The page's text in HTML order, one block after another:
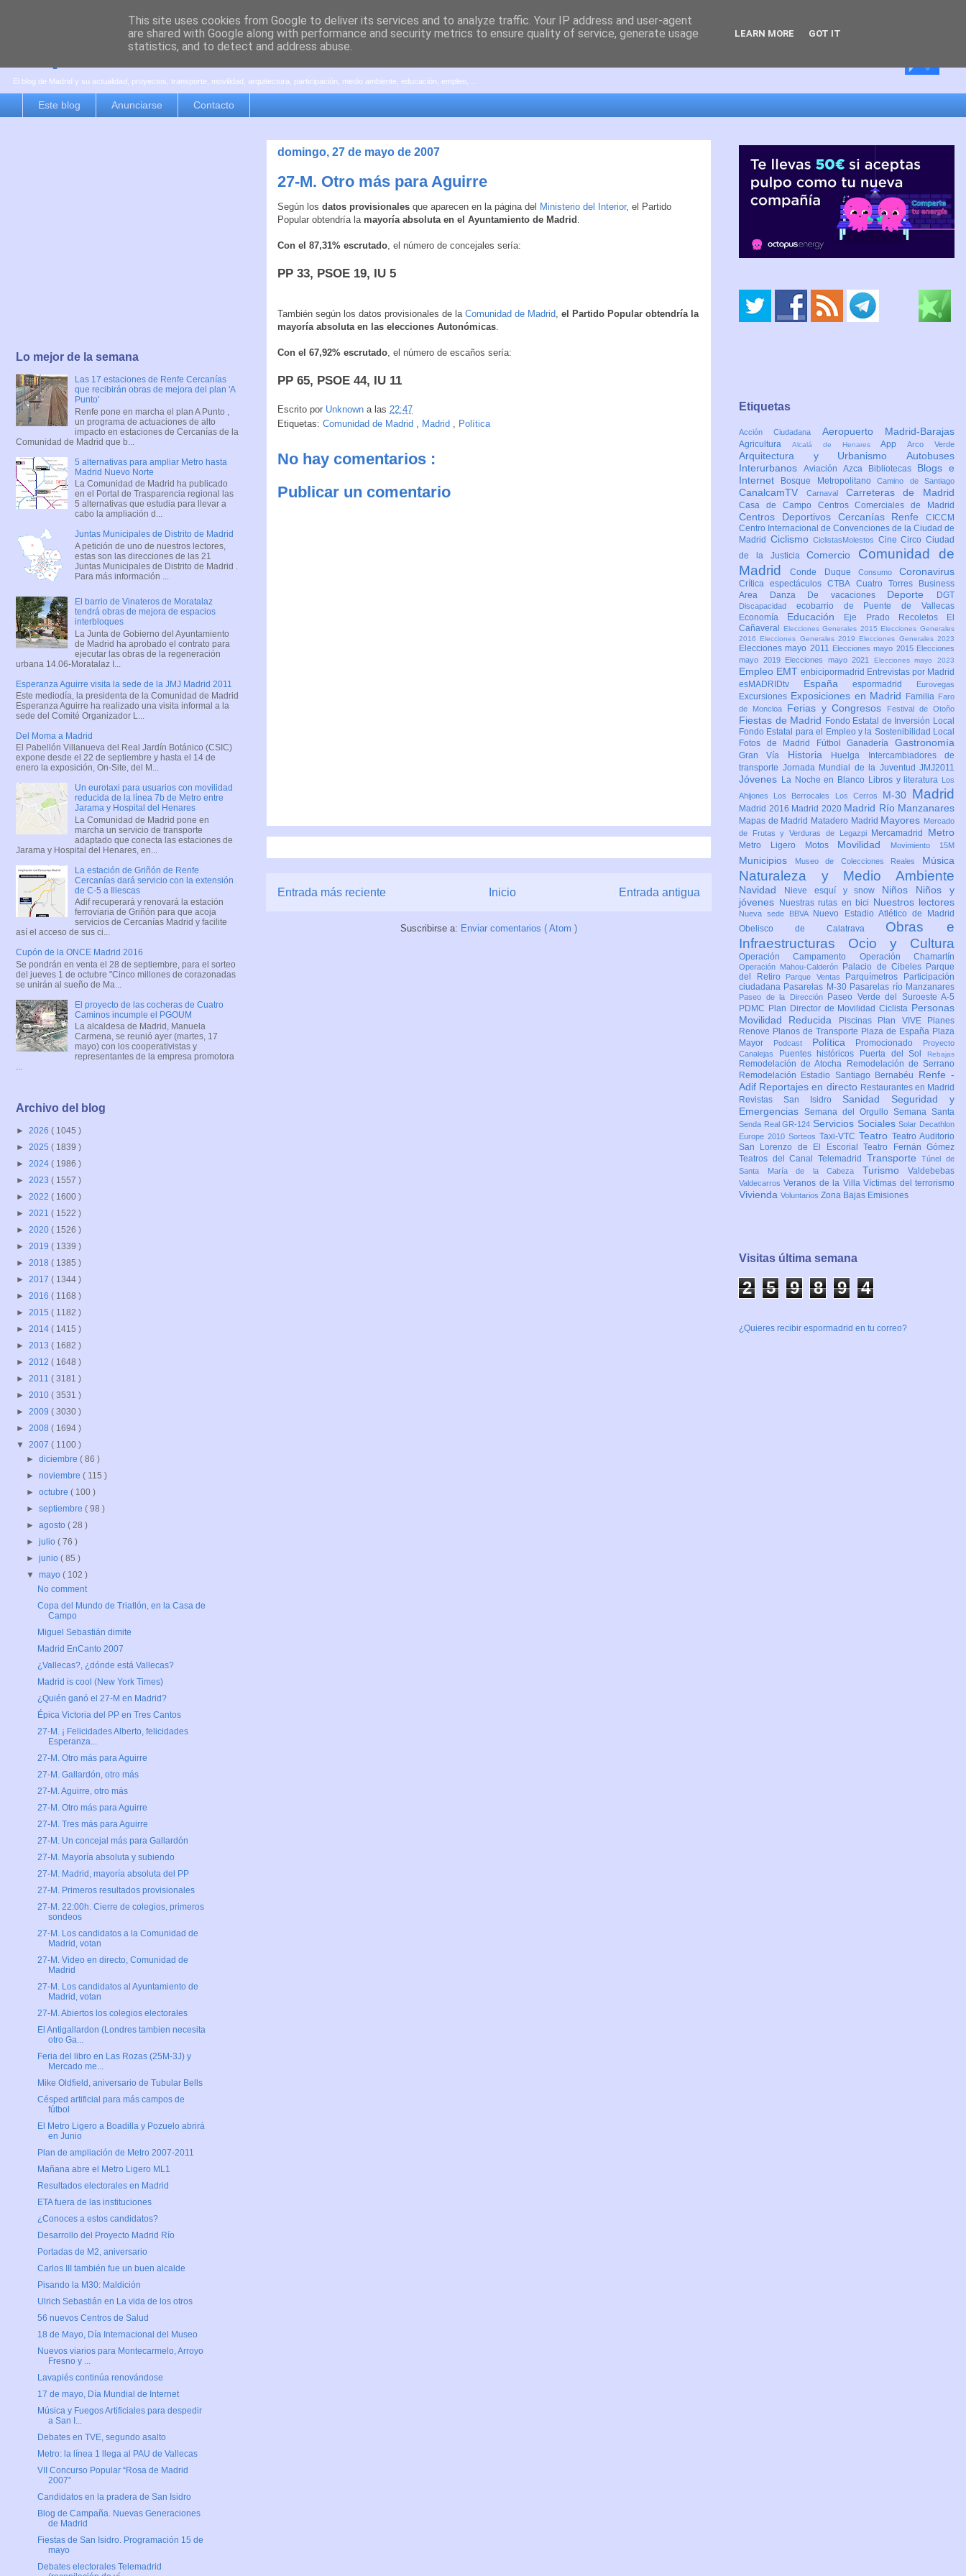
es por madrid
El blog de Madrid y su actualidad, proyectos, transporte, movilidad, arquitectura, participación, medio ambiente, educación, empleo, ...
Este blog Anunciarse Contacto
domingo, 27 de mayo de 2007
27-M. Otro más para Aguirre
Según los datos provisionales que aparecen en la página del Ministerio del Interior, el Partido
Popular obtendría la mayoría absoluta en el Ayuntamiento de Madrid
Con el 87,31% escrutado , el número de concejales sería:
PP 33, PSOE 19, IU 5
También según los datos provisionales de la Comunidad de Madrid el Partido Popular obtendría la
mayoría absoluta en las elecciones Autonómicas
Con el 67,92% escrutado , el número de escaños sería:
PP 65, PSOE 44, IU 11
Escrito por Unknown a las 22:47
Etiquetas: Comunidad de Madrid , Madrid , Política
No hay comentarios :
Publicar un comentario
Entrada más reciente Entrada antigua
Inicio
Suscribirse a: Enviar comentarios ( Atom )
Lo mejor de la semana
Las 17 estaciones de Renfe Cercanías
que recibirán obras de mejora del plan 'A
Punto'
Renfe pone en marcha el plan A Punto ,
un programa de actuaciones de alto
impacto en estaciones de Cercanías de la
Comunidad de Madrid que b...
5 alternativas para ampliar Metro hasta
Madrid Nuevo Norte
La Comunidad de Madrid ha publicado
en el Portal de Trasparencia regional las
5 alternativas que estudia para llevar a
cabo la ampliación d...
Juntas Municipales de Distrito de Madrid
A petición de uno de nuestros lectores,
estas son las direcciones de las 21
Juntas Municipales de Distrito de Madrid .
Para más información ...
El barrio de Vinateros de Moratalaz
tendrá obras de mejora de espacios
interbloques
La Junta de Gobierno del Ayuntamiento
de Madrid ha aprobado el contrato para
ejecutar las obras de la regeneración
urbana 14.06-Moratalaz I...
Esperanza Aguirre visita la sede de la JMJ Madrid 2011
Este mediodía, la presidenta de la Comunidad de Madrid
Esperanza Aguirre ha realizado una visita informal a la
sede del Comité Organizador L...
Del Moma a Madrid
El Pabellón Villanueva del Real Jardín Botánico (CSIC)
expone desde el 22 de septiembre y hasta el 14 de
enero la exposición, On-Site, del M...
Un eurotaxi para usuarios con movilidad
reducida de la línea 7b de Metro entre
Jarama y Hospital del Henares
La Comunidad de Madrid pone en
marcha un servicio de transporte
adaptado que conecta las estaciones de
Jarama y Hospital del Henares, en...
La estación de Griñón de Renfe
Cercanías dará servicio con la extensión
de C-5 a Illescas
Adif recuperará y renovará la estación
ferroviaria de Griñón para que acoja
servicios de Cercanías Madrid y facilite
así el acceso de sus ci...
Cupón de la ONCE Madrid 2016
Se pondrán en venta el 28 de septiembre, para el sorteo
del jueves 1 de octubre "Cinco millones de corazonadas
se unirán al sueño de Ma...
El proyecto de las cocheras de Cuatro
Caminos incumple el PGOUM
La alcaldesa de Madrid, Manuela
Carmena, se reunió ayer (martes, 17
mayo) con los cooperativistas y
representantes de la empresa promotora
...
Archivo del blog
► 2026 ( 1045 )
► 2025 ( 1839 )
► 2024 ( 1986 )
► 2023 ( 1557 )
► 2022 ( 1600 )
► 2021 ( 1522 )
► 2020 ( 1526 )
► 2019 ( 1339 )
► 2018 ( 1385 )
► 2017 ( 1344 )
► 2016 ( 1168 )
► 2015 ( 1182 )
► 2014 ( 1415 )
► 2013 ( 1682 )
► 2012 ( 1648 )
► 2011 ( 3181 )
► 2010 ( 3531 )
► 2009 ( 3030 )
► 2008 ( 1694 )
▼ 2007 ( 1100 )
►diciembre( 86 )
►noviembre( 115 )
►octubre( 100 )
►septiembre( 98 )
►agosto( 28 )
►julio( 76 )
►junio( 85 )
▼mayo( 102 )
No comment
Copa del Mundo de Triatlón, en la Casa de
Campo
Miguel Sebastián dimite
Madrid EnCanto 2007
¿Vallecas?, ¿dónde está Vallecas?
Madrid is cool (New York Times)
¿Quién ganó el 27-M en Madrid?
Épica Victoria del PP en Tres Cantos
27-M. ¡ Felicidades Alberto, felicidades
Esperanza...
27-M. Otro más para Aguirre
27-M. Gallardón, otro más
27-M. Aguirre, otro más
27-M. Otro más para Aguirre
27-M. Tres más para Aguirre
27-M. Un concejal más para Gallardón
27-M. Mayoría absoluta y subiendo
27-M. Madrid, mayoría absoluta del PP
27-M. Primeros resultados provisionales
27-M. 22:00h. Cierre de colegios, primeros
sondeos
27-M. Los candidatos a la Comunidad de
Madrid, votan
27-M. Video en directo, Comunidad de
Madrid
27-M. Los candidatos al Ayuntamiento de
Madrid, votan
27-M. Abiertos los colegios electorales
El Antigallardon (Londres tambien necesita
otro Ga...
Feria del libro en Las Rozas (25M-3J) y
Mercado me...
Mike Oldfield, aniversario de Tubular Bells
Césped artificial para más campos de
fútbol
El Metro Ligero a Boadilla y Pozuelo abrirá
en Junio
Plan de ampliación de Metro 2007-2011
Mañana abre el Metro Ligero ML1
Resultados electorales en Madrid
ETA fuera de las instituciones
¿Conoces a estos candidatos?
Desarrollo del Proyecto Madrid Río
Portadas de M2, aniversario
Carlos III también fue un buen alcalde
Pisando la M30: Maldición
Ulrich Sebastián en La vida de los otros
56 nuevos Centros de Salud
18 de Mayo, Día Internacional del Museo
Nuevos viarios para Montecarmelo, Arroyo
Fresno y ...
Lavapiés continúa renovándose
17 de mayo, Día Mundial de Internet
Música y Fuegos Artificiales para despedir
a San I...
Debates en TVE, segundo asalto
Metro: la línea 1 llega al PAU de Vallecas
VII Concurso Popular “Rosa de Madrid
2007”
Candidatos en la pradera de San Isidro
Blog de Campaña. Nuevas Generaciones
de Madrid
Fiestas de San Isidro. Programación 15 de
mayo
Debates electorales Telemadrid
Etiquetas
Acción Ciudadana Aeropuerto Madrid-Barajas
Agricultura Alcalá de HenaresAppArco Verde
Arquitectura y Urbanismo Autobuses
Interurbanos Aviación Azca Bibliotecas Blogs e
Internet
Bosque MetropolitanoCamino de Santiago
CanalcamTV Carnaval Carreteras de Madrid
Casa de Campo Centros Comerciales de Madrid
Centros Deportivos Cercanías Renfe CICCM
Centro Internacional de Convenciones de la Ciudad de
Madrid CiclismoCiclistasMolestos CineCircoCiudad
de la JusticiaComercio Comunidad de
MadridConde Duque Consumo Coronavirus
Crítica espectáculosCTBA Cuatro Torres Business
Area
Danza De vacaciones Deporte DGT
Discapacidad ecobarrio de Puente de Vallecas
Economía Educación Eje Prado Recoletos
El
Cañaveral
Elecciones Generales 2015 Elecciones Generales
2016 Elecciones Generales 2019 Elecciones Generales 2023
Elecciones mayo 2011 Elecciones mayo 2015 Elecciones
mayo 2019
Elecciones mayo 2021 Elecciones mayo 2023
Empleo EMT enbicipormadrid Entrevistas por Madrid
esMADRIDtv Españaespormadrid Eurovegas
Excursiones Exposiciones en Madrid Familia Faro
de Moncloa
Ferias y Congresos Festival de Otoño
Fiestas de Madrid Fondo Estatal de Inversión Local
Fondo Estatal para el Empleo y la Sostenibilidad Local
Fotos de Madrid
FútbolGanaderíaGastronomía
Gran Vía Historia Huelga
Intercambiadores de
transporte Jornada Mundial de la Juventud JMJ2011
Jóvenes La Noche en Blanco Libros y literatura
Los
Ahijones
Los Berrocales Los Cerros M-30 Madrid
Madrid 2016 Madrid 2020 Madrid Río Manzanares
Mapas de Madrid Matadero Madrid Mayores Mercado
de Frutas y Verduras de Legazpi
Mercamadrid Metro
Metro Ligero Motos Movilidad Movimiento 15M
Municipios Museo de Colecciones Reales Música
Naturaleza y Medio Ambiente
Navidad Nieve esquí y snow Niños Niños y
jóvenes
Nuestras rutas en bici Nuestros lectores
Nueva sede BBVA
Nuevo Estadio Atlético de Madrid
Obelisco de Calatrava Obras e
Infraestructuras Ocio y Cultura
Operación Campamento Operación Chamartín
Operación Mahou-Calderón Palacio de Cibeles Parque
del Retiro
Parque Ventas Parquímetros
Participación
ciudadana Pasarelas M-30 Pasarelas río Manzanares
Paseo de la Dirección
Paseo Verde del Suroeste A-5
PDMC Plan Director de Movilidad Ciclista Personas
Movilidad Reducida
Piscinas Plan VIVE
Planes
Renove Planos de Transporte Plaza de España Plaza
Mayor
Podcast Política Promocionado
Proyecto
Canalejas
Puentes históricos Puerta del Sol Rebajas
Remodelación de Atocha
Remodelación de Serrano
Remodelación Estadio Santiago Bernabéu Renfe -
Adif Reportajes en directo Restaurantes en Madrid
Revistas San Isidro Sanidad Seguridad y
Emergencias Semana del Orgullo Semana Santa
Senda Real GR-124 Servicios SocialesSolar Decathlon
Europe 2010 Sorteos Taxi-VTC Teatro Teatro Auditorio
San Lorenzo de El EscorialTeatro Fernán Gómez
Teatros del Canal Telemadrid TransporteTúnel de
Santa María de la Cabeza Turismo Valdebebas
ValdecarrosVeranos de la VillaVíctimas del terrorismo
Vivienda Voluntarios Zona Bajas Emisiones
Visitas última semana
2 5 9 8 9 4
¿Quieres recibir espormadrid en tu correo?
This site uses cookies from Google to deliver its services and to analyze traffic. Your IP address and user-agent
are shared with Google along with performance and security metrics to ensure quality of service, generate usage
statistics, and to detect and address abuse.
LEARN MORE GOT IT